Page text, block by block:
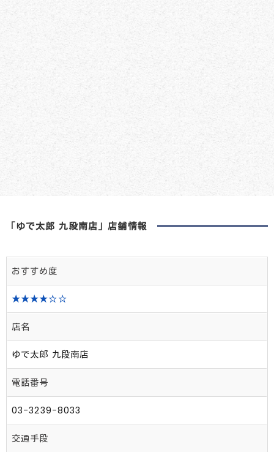
「ゆで太郎 九段南店」店舗情報
おすすめ度
★★★★☆☆
店名
ゆで太郎 九段南店
電話番号
03-3239-8033
交通手段